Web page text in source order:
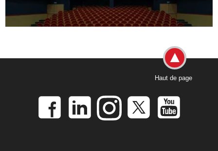
Haut de page